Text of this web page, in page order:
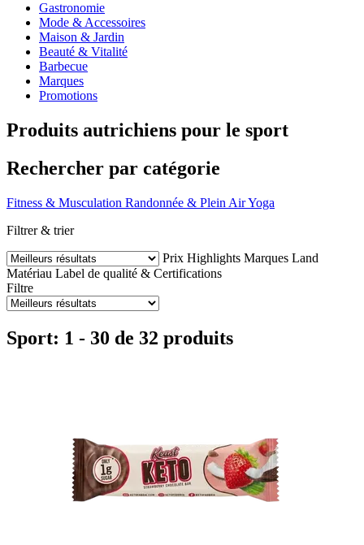
Gastronomie
Mode & Accessoires
Maison & Jardin
Beauté & Vitalité
Barbecue
Marques
Promotions
Produits autrichiens pour le sport
Rechercher par catégorie
Fitness & Musculation Randonnée & Plein AirYoga
Filtrer & trier
Prix Highlights Marques Land
Matériau Label de qualité & Certifications
Filtre
Sport: 1 - 30 de 32 produits